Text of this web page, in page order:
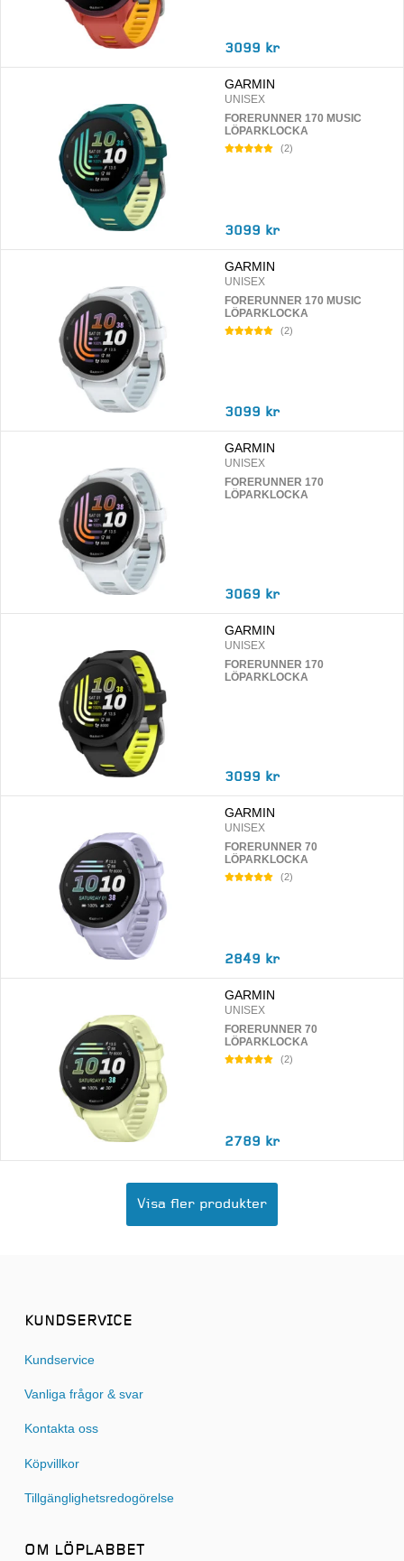
3099 kr
GARMIN
UNISEX
FORERUNNER 170 MUSIC
LÖPARKLOCKA
(2)
3099 kr
GARMIN
UNISEX
FORERUNNER 170 MUSIC
LÖPARKLOCKA
(2)
3099 kr
GARMIN
UNISEX
FORERUNNER 170
LÖPARKLOCKA
3069 kr
GARMIN
UNISEX
FORERUNNER 170
LÖPARKLOCKA
3099 kr
GARMIN
UNISEX
FORERUNNER 70
LÖPARKLOCKA
(2)
2849 kr
GARMIN
UNISEX
FORERUNNER 70
LÖPARKLOCKA
(2)
2789 kr
Visa fler produkter
KUNDSERVICE
Kundservice
Vanliga frågor & svar
Kontakta oss
Köpvillkor
Tillgänglighetsredogörelse
OM LÖPLABBET